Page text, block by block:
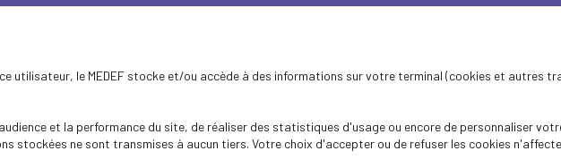
utilisateur, le MEDEF stocke et/ou accède à des informations sur votre terminal (cookies et autres
et la performance du site, de réaliser des statistiques d'usage ou encore de personnaliser
stockées ne sont transmises à aucun tiers. Votre choix d'accepter ou de refuser les cookies